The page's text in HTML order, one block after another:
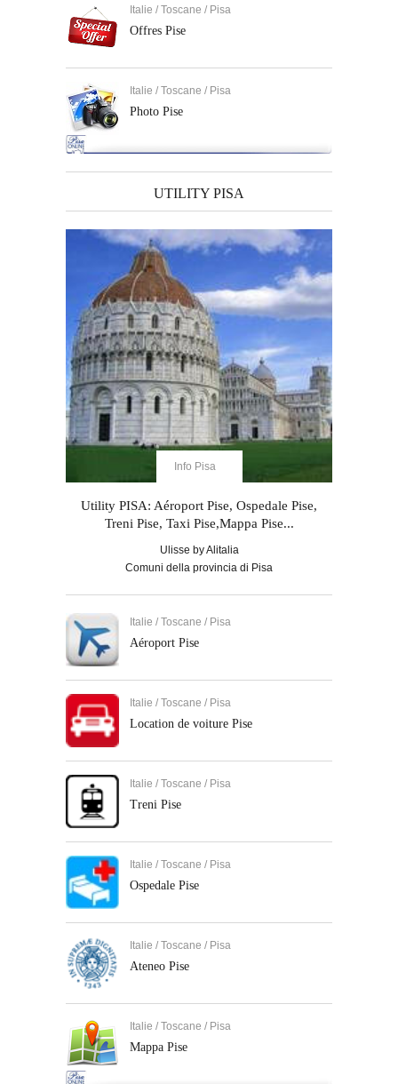
Italie / Toscane / Pisa
Offres Pise
Italie / Toscane / Pisa
Photo Pise
UTILITY PISA
Info Pisa
Utility PISA: Aéroport Pise, Ospedale Pise,
Treni Pise, Taxi Pise,Mappa Pise...
Ulisse by Alitalia
Comuni della provincia di Pisa
Italie / Toscane / Pisa
Aéroport Pise
Italie / Toscane / Pisa
Location de voiture Pise
Italie / Toscane / Pisa
Treni Pise
Italie / Toscane / Pisa
Ospedale Pise
Italie / Toscane / Pisa
Ateneo Pise
Italie / Toscane / Pisa
Mappa Pise